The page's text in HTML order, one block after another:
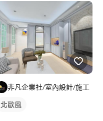
非凡企業社/室內設計/施工
北歐風